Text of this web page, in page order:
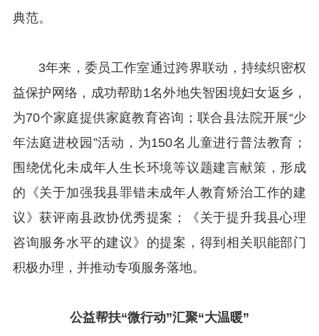
典范。
3年来，委员工作室通过跨界联动，持续织密权
益保护网络，成功帮助1名外地失智困境妇女返乡，
为70个家庭提供家庭教育咨询；联合县法院开展“少
年法庭进校园”活动，为150名儿童进行普法教育；
围绕优化未成年人生长环境等议题建言献策，形成
的《关于加强我县罪错未成年人教育矫治工作的建
议》获评南县政协优秀提案；《关于提升我县心理
咨询服务水平的建议》的提案，得到相关职能部门
积极办理，并推动专项服务落地。
公益帮扶“微行动”汇聚“大温暖”